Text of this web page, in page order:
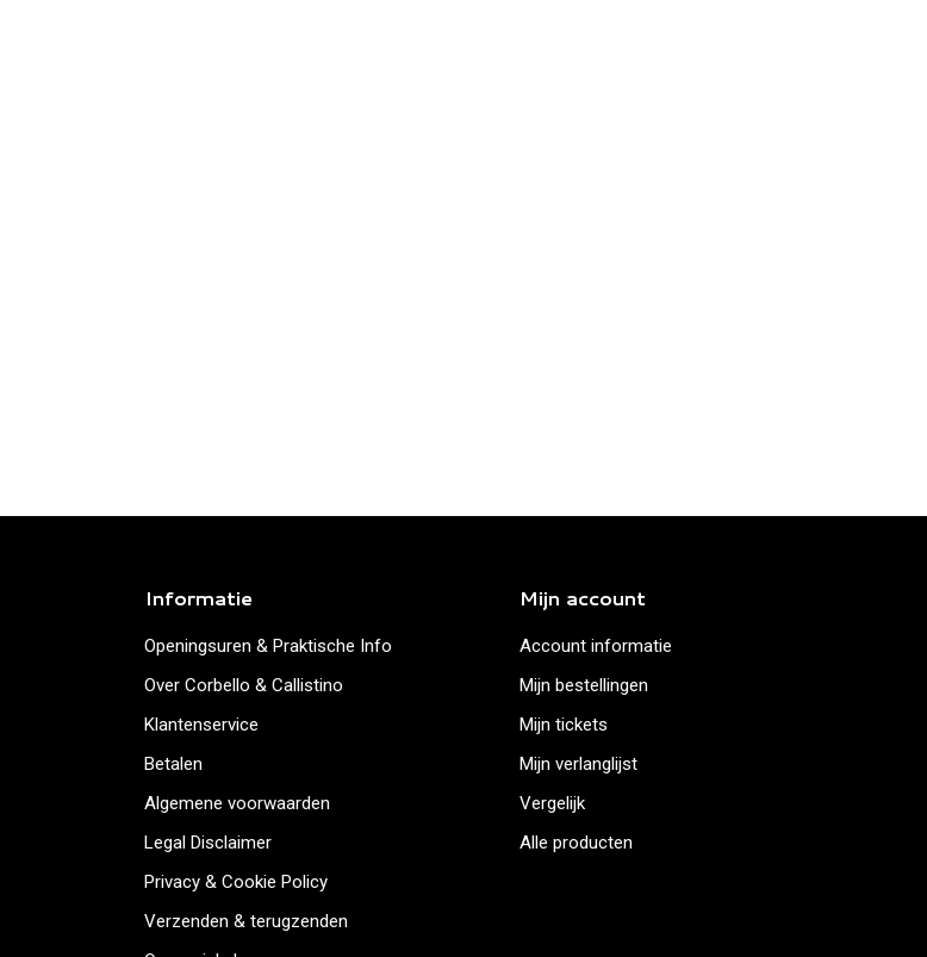
Informatie
Openingsuren & Praktische Info
Over Corbello & Callistino
Klantenservice
Betalen
Algemene voorwaarden
Legal Disclaimer
Privacy & Cookie Policy
Verzenden & terugzenden
Mijn account
Account informatie
Mijn bestellingen
Mijn tickets
Mijn verlanglijst
Vergelijk
Alle producten